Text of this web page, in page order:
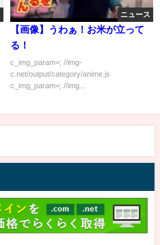
ニュース
【画像】うわぁ！お米が立って
る！
c_img_param=; //img-
c.net/output/category/anime.js
c_img_param=; //img...